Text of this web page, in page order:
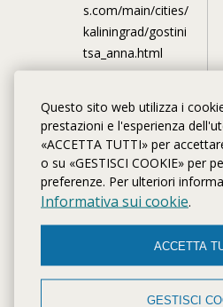
Questo sito web utilizza i
prestazioni e l'esperienza
«ACCETTA TUTTI» per
o su «GESTISCI COOKIE» per
preferenze. Per ulteriori
Informativa sui cookie.
ACCETTA
GESTISCI
Alloggi
Данные правила проживания в
апартаментов. Пожалуйста,